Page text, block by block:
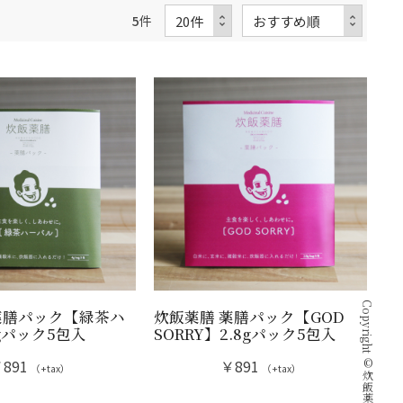
5件
パック【緑茶ハ
ック5包入
891 （+tax）
炊飯薬膳 薬膳パック【GOD
SORRY】2.8gパック5包入
￥891 （+tax）